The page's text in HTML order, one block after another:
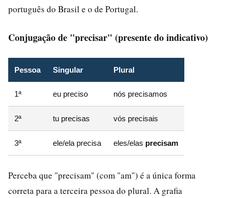
português do Brasil e o de Portugal.
Conjugação de "precisar" (presente do indicativo)
Pessoa Singular Plural
1ª eu preciso nós precisamos
2ª tu precisas vós precisais
3ª ele/ela precisa eles/elas precisam
Perceba que "precisam" (com "am") é a única forma
correta para a terceira pessoa do plural. A grafia